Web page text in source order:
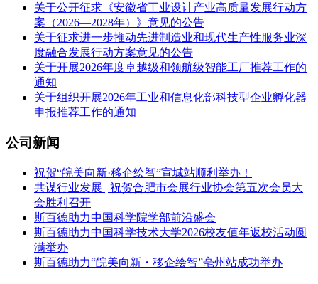
关于公开征求《安徽省工业设计产业高质量发展行动方
案（2026—2028年）》意见的公告
关于征求进一步推动先进制造业和现代生产性服务业深
度融合发展行动方案意见的公告
关于开展2026年度卓越级和领航级智能工厂推荐工作的
通知
关于组织开展2026年工业和信息化部科技型企业孵化器
申报推荐工作的通知
公司新闻
祝贺“皖美向新·移企绘智”宣城站顺利举办！
共谋行业发展 | 祝贺合肥市会展行业协会第五次会员大
会胜利召开
斯百德助力中国科学院学部前沿盛会
斯百德助力中国科学技术大学2026校友值年返校活动圆
满举办
斯百德助力“皖美向新・移企绘智”亳州站成功举办